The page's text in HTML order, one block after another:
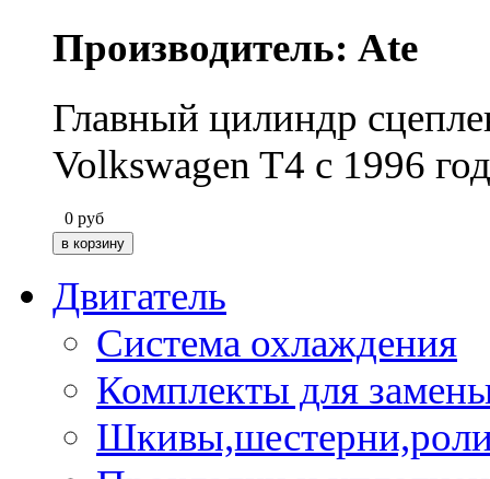
Производитель: Ate
Главный цилиндр
Volkswagen T4 c 1996
0 руб
Двигатель
Система охлаждения
Комплекты для